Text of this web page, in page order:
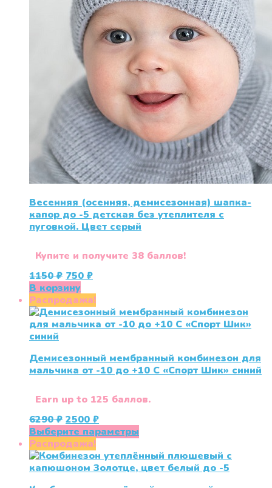
Весенняя (осенняя, демисезонная) шапка-
капор до -5 детская без утеплителя с
пуговкой. Цвет серый
Купите и получите 38 баллов!
1150₽ Первоначальная
цена
составляла
1150 ₽.
750₽Текущая
750 ₽.
В корзину
Распродажа!
Демисезонный мембранный комбинезон для
мальчика от -10 до +10 С «Спорт Шик» синий
Earn up to 125 баллов.
6290₽ Первоначальная
цена
составляла
6290 ₽.
2500₽Текущая
цена:
Выберите параметры
имеет
несколько
Распродажа!